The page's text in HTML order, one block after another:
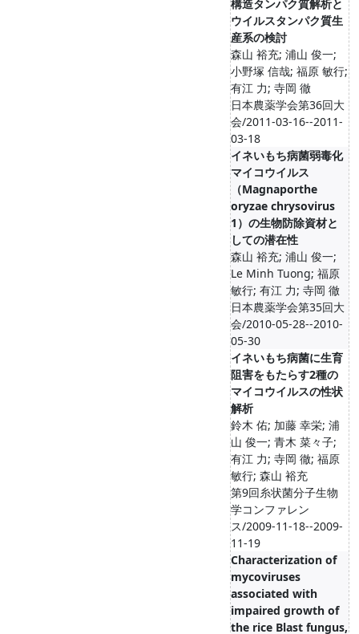
構造タンパク質解析と
ウイルスタンパク質生
産系の検討
森山 裕充; 浦山 俊一;
小野塚 信哉; 福原 敏行;
有江 力; 寺岡 徹
日本農薬学会第36回大
会/2011-03-16--2011-
03-18
イネいもち病菌弱毒化
マイコウイルス
（Magnaporthe
oryzae chrysovirus
1）の生物防除資材と
しての潜在性
森山 裕充; 浦山 俊一;
Le Minh Tuong; 福原
敏行; 有江 力; 寺岡 徹
日本農薬学会第35回大
会/2010-05-28--2010-
05-30
イネいもち病菌に生育
阻害をもたらす2種の
マイコウイルスの性状
解析
鈴木 佑; 加藤 幸栄; 浦
山 俊一; 青木 菜々子;
有江 力; 寺岡 徹; 福原
敏行; 森山 裕充
第9回糸状菌分子生物
学コンファレン
ス/2009-11-18--2009-
11-19
Characterization of
mycoviruses
associated with
impaired growth of
the rice Blast fungus,